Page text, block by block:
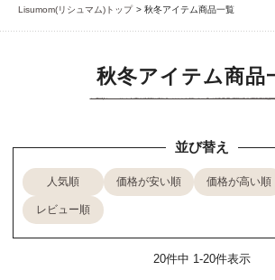
Lisumom(リシュマム)トップ 秋冬アイテム商品一覧
秋冬アイテム商品
並び替え
人気順 価格が安い順 価格が高い順
レビュー順
20件中 1-20件表示